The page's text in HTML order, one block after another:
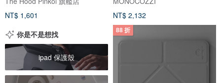
NT$ 1,601
NT$ 2,132
你是不是想找
ipad 保護殼
88 折